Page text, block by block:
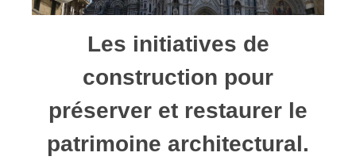
Les initiatives de
construction pour
préserver et restaurer le
patrimoine architectural.